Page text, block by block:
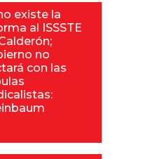
existe la
al ISSSTE
no
con las